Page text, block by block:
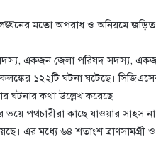
লঙ্ঘনের মতো অপরাধ ও অনিয়মে
একজন জেলা পরিষদ সদস্য,
১২২টি ঘটনা ঘটেছে।
ঘটনার কথা উল্লেখ করেছে।
পথচারীরা কাছে যাওয়ার সাহস
এর মধ্যে ৬৪ শতাংশ